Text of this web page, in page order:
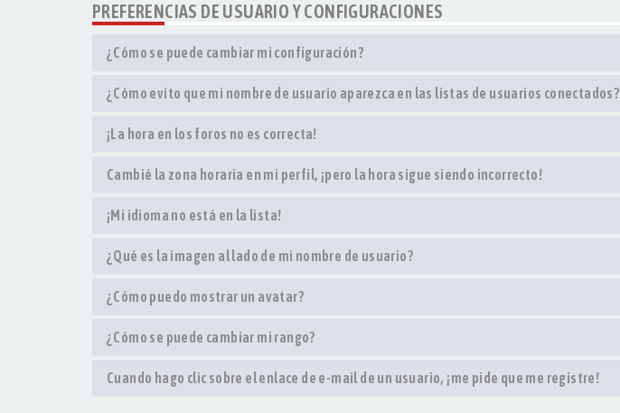
PREFERENCIAS DE USUARIO Y CONFIGURACIONES
¿Cómo se puede cambiar mi configuración?
¿Cómo evito que mi nombre de usuario aparezca en las listas de usuarios conectados?
¡La hora en los foros no es correcta!
Cambié la zona horaria en mi perfil, ¡pero la hora sigue siendo incorrecto!
¡Mi idioma no está en la lista!
¿Qué es la imagen al lado de mi nombre de usuario?
¿Cómo puedo mostrar un avatar?
¿Cómo se puede cambiar mi rango?
Cuando hago clic sobre el enlace de e-mail de un usuario, ¡me pide que me registre!